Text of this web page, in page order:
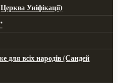
Уніфікації)
для всіх народів (Сандей